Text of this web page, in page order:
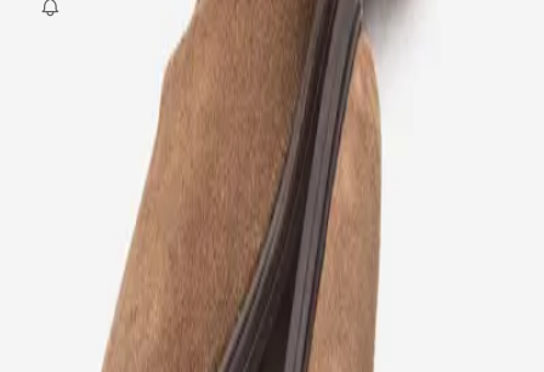
Fırsat Kombini Componenti Buraya Gelecek
ÜRÜN HAKKINDA
TAKSIT SEÇENEKLERI
AKSESUARLAR